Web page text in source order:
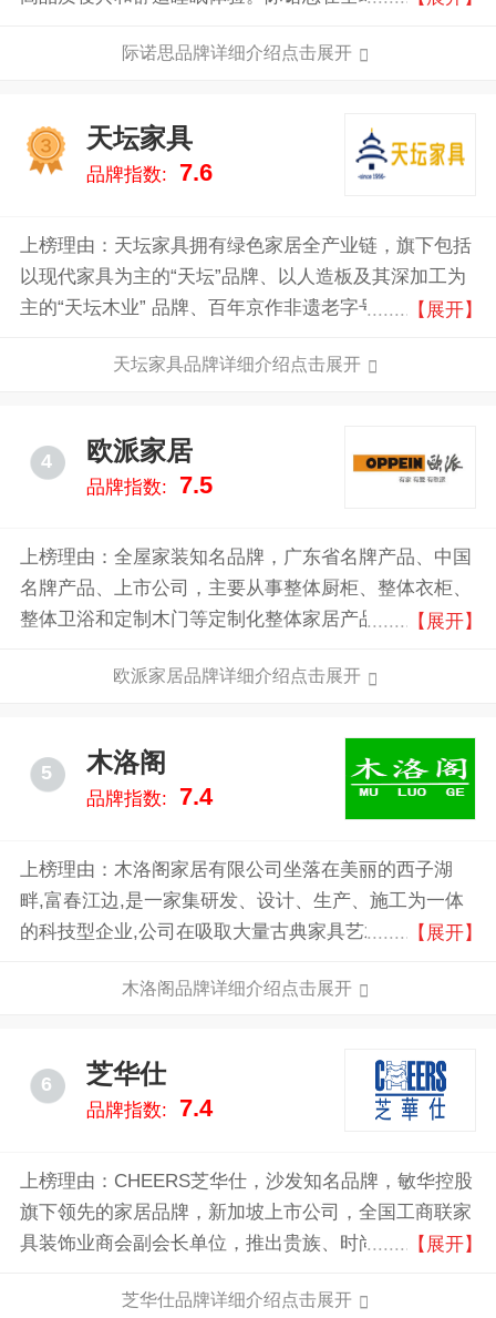
品，平均每年上市约200多款新产品，业务已相继扩展
际诺思品牌详细介绍点击展开
3
天坛家具
品牌指数: 7.6
上榜理由：天坛家具拥有绿色家居全产业链，旗下包括
以现代家具为主的“天坛”品牌、以人造板及其深加工为
主的“天坛木业” 品牌、百年京作非遗老字号“龙顺成”品
品门窗制造商“爱乐屋” 品牌门行业领导者“金隅北木”品
有的核心静力体系。
【展开】
天坛家具品牌详细介绍点击展开
4 欧派家居
品牌指数: 7.5
上榜理由：全屋家装知名品牌，广东省名牌产品、中国
名牌产品、上市公司，主要从事整体厨柜、整体衣柜、
整体卫浴和定制木门等定制化整体家居产品的个性化设
域一直保持行业龙头地位，并在整体衣柜、定制木门领
与影响力。
【展开】
欧派家居品牌详细介绍点击展开
5 木洛阁
品牌指数: 7.4
上榜理由：木洛阁家居有限公司坐落在美丽的西子湖
畔,富春江边,是一家集研发、设计、生产、施工为一体
的科技型企业,公司在吸取大量古典家具艺术精华的基
扬到了极至。 公司专业生产国内外古木休闲家具和庭
休闲场所及公共场所,并远销世界各地。 产品原材料取
之于森林的老木,由著名专业设计师设计,经国内杰出的
人工巧匠纯手工精细制作而成。
【展开】
木洛阁品牌详细介绍点击展开
6 芝华仕
品牌指数: 7.4
上榜理由：CHEERS芝华仕，沙发知名品牌，敏华控股
旗下领先的家居品牌，新加坡上市公司，全国工商联家
具装饰业商会副会长单位，推出贵族、时尚、都市三大
端会所、影院等多个领域。
【展开】
芝华仕品牌详细介绍点击展开